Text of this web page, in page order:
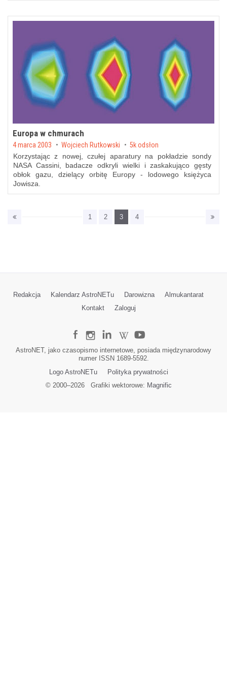
Europa w chmurach
Posted on
4 marca 2003 byWojciech Rutkowski 5k odsłon
Korzystając z nowej, czułej aparatury na pokładzie sondy
NASA Cassini, badacze odkryli wielki i zaskakująco gęsty
obłok gazu, dzielący orbitę Europy - lodowego księżyca
Jowisza.
1 2 3 4
Redakcja Kalendarz AstroNETu Darowizna
Almukantarat
Kontakt
Zaloguj
AstroNET, jako czasopismo internetowe, posiada międzynarodowy
numer ISSN 1689-5592.
Logo AstroNETu
Polityka prywatności
© 2000–2026Grafiki wektorowe: Magnific